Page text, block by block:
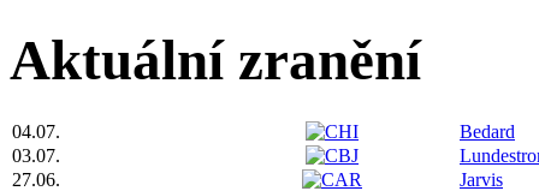
Aktuální zranění
04.07.
Bedard
03.07.
27.06.
Jarvis